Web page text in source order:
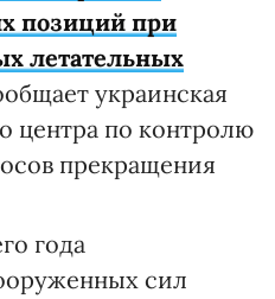
позиций при
летательных
украинская
центра по контролю
прекращения
года
сил